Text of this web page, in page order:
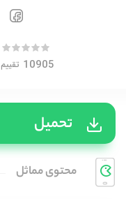
10905 تقييم
تحميل
محتوی مماثل